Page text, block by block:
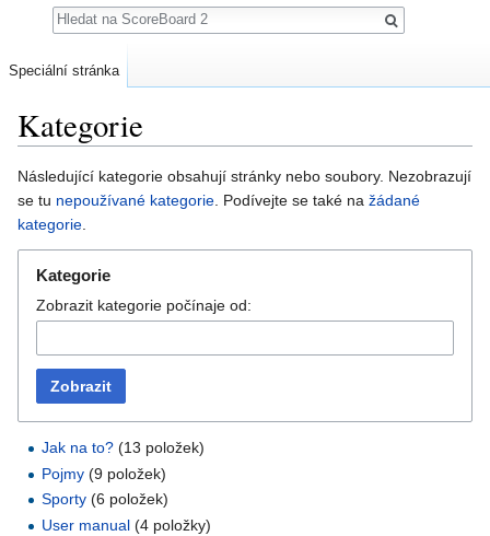
Kategorie
Následující kategorie obsahují stránky nebo soubory. Nezobrazují
se tu nepoužívané kategorie. Podívejte se také na žádané
kategorie.
Kategorie
Zobrazit kategorie počínaje od:
Zobrazit
Jak na to? ‏‎ (13 položek)
Pojmy ‏‎ (9 položek)
Sporty ‏‎ (6 položek)
User manual ‏‎ (4 položky)
Speciální stránka
Hledat